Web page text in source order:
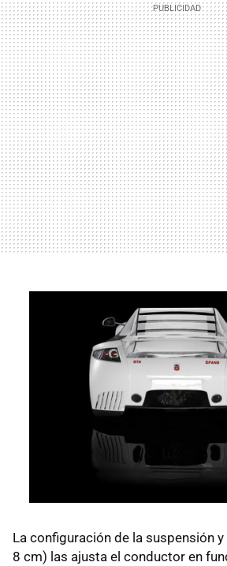
La configuración de la suspensión
8 cm) las ajusta el conductor en